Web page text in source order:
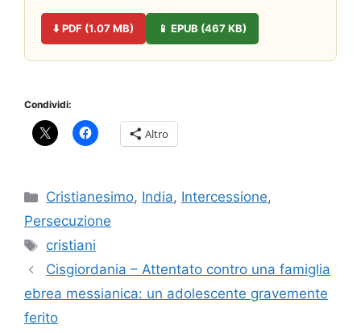
⬇️ PDF (1.07 MB) 📱 EPUB (467 KB)
Condividi:
Altro
Categorie
Cristianesimo, India, Intercessione,
Persecuzione
Tag
cristiani
Cisgiordania – Attentato contro una famiglia
ebrea messianica: un adolescente gravemente
ferito